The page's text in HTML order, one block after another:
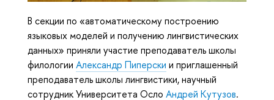
В секции по «автоматическому построению
языковых моделей и получению лингвистических
данных» приняли участие преподаватель школы
филологии Александр Пиперски и приглашенный
преподаватель школы лингвистики, научный
сотрудник Университета Осло Андрей Кутузов.